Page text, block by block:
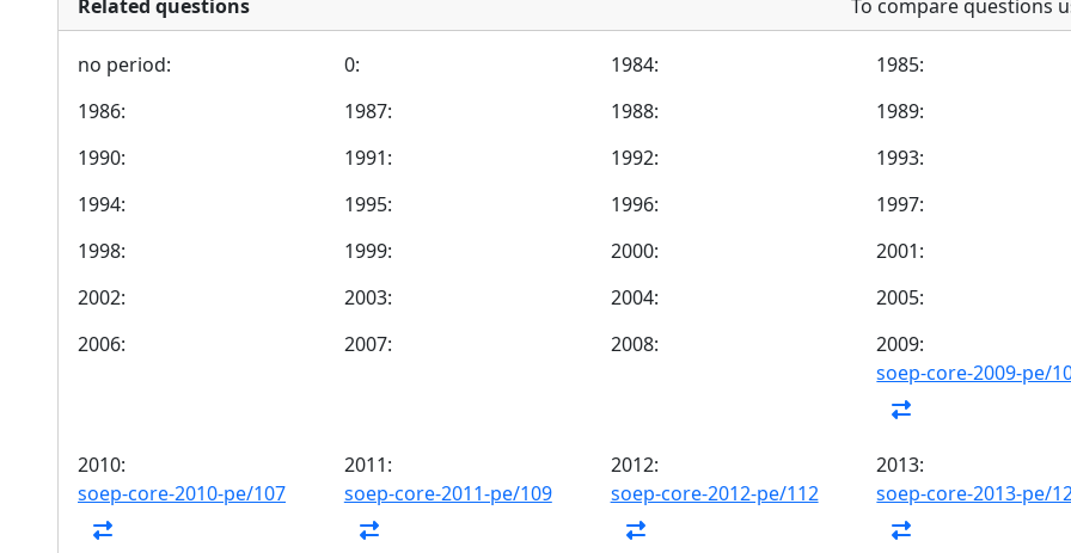
Related questions To compare questions
no period: 0: 1984:
1985:
1986:
1987: 1988:
1989:
1990:
1991: 1992:
1993:
1994:
1995: 1996:
1997:
1998:
1999: 2000:
2001:
2002:
2003: 2004:
2005:
2006:
2007: 2008:
2009:
soep-core-2009-pe/
2010:
soep-core-2010-pe/107
2011:
soep-core-2011-pe/109
2012:
soep-core-2012-pe/112
2013:
soep-core-2013-pe/